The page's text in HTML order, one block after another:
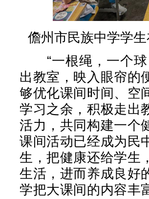
儋州市民族中学学
“一根绳，一个球
出教室，映入眼帘的
够优化课间时间、空
学习之余，积极走出
活力，共同构建一个
课间活动已经成为民
生，把健康还给学生
生活，进而养成良好
学把大课间的内容丰